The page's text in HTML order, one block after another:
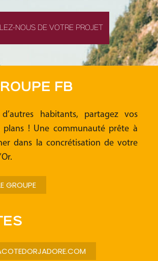
NOUS DE VOTRE PROJET
FB
habitants, partagez vos
plans ! Une communauté prête à
dans la concrétisation de votre
GROUPE